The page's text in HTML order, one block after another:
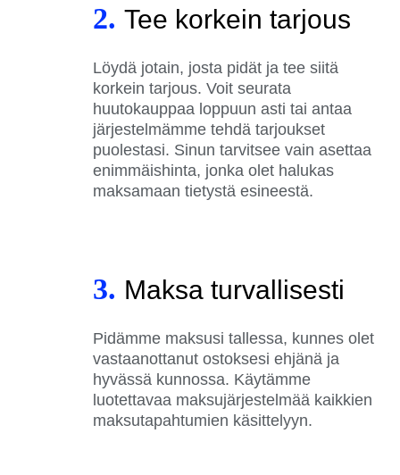
2. Tee korkein tarjous
Löydä jotain, josta pidät ja tee siitä
korkein tarjous. Voit seurata
huutokauppaa loppuun asti tai antaa
järjestelmämme tehdä tarjoukset
puolestasi. Sinun tarvitsee vain asettaa
enimmäishinta, jonka olet halukas
maksamaan tietystä esineestä.
3. Maksa turvallisesti
Pidämme maksusi tallessa, kunnes olet
vastaanottanut ostoksesi ehjänä ja
hyvässä kunnossa. Käytämme
luotettavaa maksujärjestelmää kaikkien
maksutapahtumien käsittelyyn.